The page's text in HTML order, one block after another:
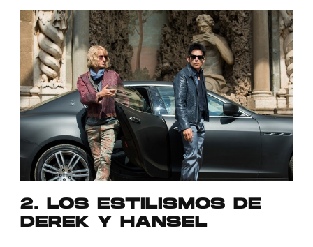
2. LOS ESTILISMOS DE
DEREK Y HANSEL